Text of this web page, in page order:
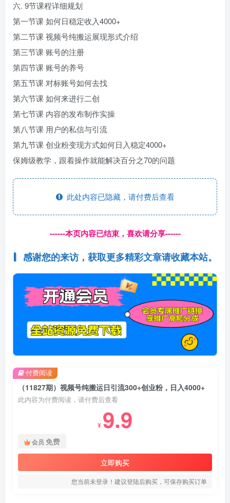
六. 9节课程详细规划
第一节课 如何日稳定收入4000+
第二节课 视频号纯搬运展现形式介绍
第三节课 账号的注册
第四节课 账号的养号
第五节课 对标账号如何去找
第六节课 如何来进行二创
第七节课 内容的发布制作实操
第八节课 用户的私信与引流
第九节课 创业粉变现方式如何日入稳定4000+
保姆级教学，跟着操作就能解决百分之70的问题
此处内容已隐藏，请付费后查看
------本页内容已结束，喜欢请分享------
感谢您的来访，获取更多精彩文章请收藏本站。
（11827期）视频号纯搬运日引流300+创业粉，日入4000+
此内容为付费阅读，请付费后查看
¥ 9.9
会员 免费
立即购买
您当前未登录！建议登陆后购买，可保存购买订单
付费阅读